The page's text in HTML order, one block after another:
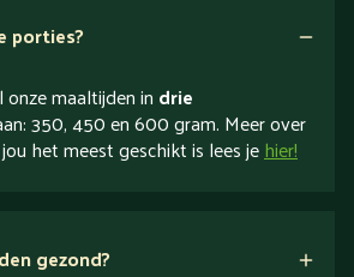
porties?
maaltijden in drie
350, 450 en 600 gram. Meer over
het meest geschikt is lees jehier!
gezond?